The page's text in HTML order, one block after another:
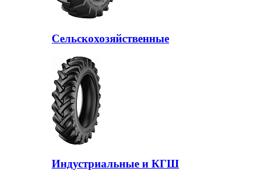
Сельскохозяйственные
Индустриальные и КГШ